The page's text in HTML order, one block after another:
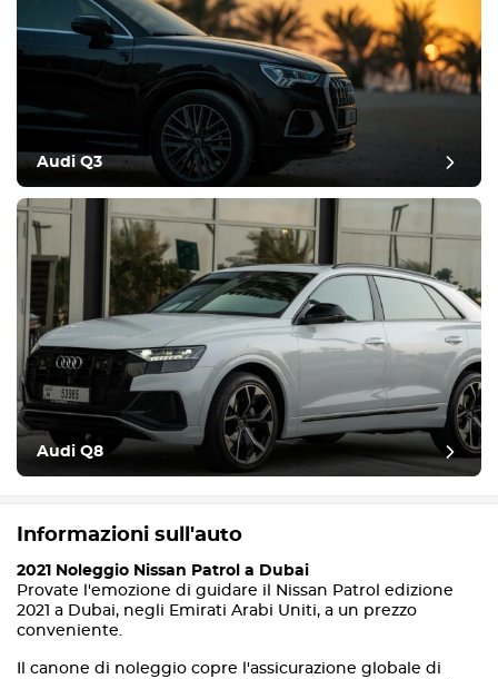
Audi Q3
Audi Q8
Informazioni sull'auto
2021 Noleggio Nissan Patrol a Dubai
Provate l'emozione di guidare il Nissan Patrol edizione
2021 a Dubai, negli Emirati Arabi Uniti, a un prezzo
conveniente.
Il canone di noleggio copre l'assicurazione globale di